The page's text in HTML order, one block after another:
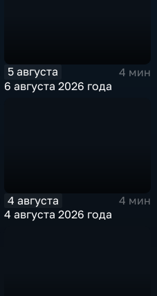
5 августа
4 мин
6 августа 2026 года
4 августа
4 мин
4 августа 2026 года